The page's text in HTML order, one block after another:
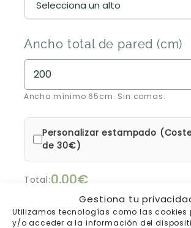
Gestiona tu
Utilizamos tecnologías como las
y/o acceder a la información del
Ancho total de pared (cm)
Ancho mínimo 65cm. Sin comas.
Personalizar estampado
de 30€)
Total:0,00€
15% de descuento automático
hasta el 17 de julio